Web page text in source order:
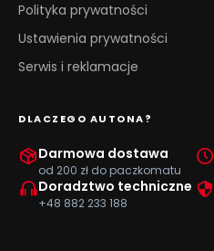
Polityka prywatności
Ustawienia prywatności
Serwis i reklamacje
DLACZEGO AUTONA?
Darmowa dostawa
od 200 zł do paczkomatu
Doradztwo techniczne
+48 882 233 188